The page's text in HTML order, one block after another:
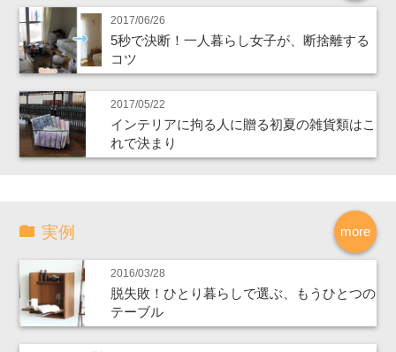
2017/06/26
5秒で決断！一人暮らし女子が、断捨離する
コツ
2017/05/22
インテリアに拘る人に贈る初夏の雑貨類はこ
れで決まり
more
実例
2016/03/28
脱失敗！ひとり暮らしで選ぶ、もうひとつの
テーブル